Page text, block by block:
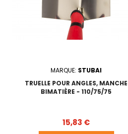
MARQUE: STUBAI
TRUELLE POUR ANGLES, MANCHE
BIMATIÈRE - 110/75/75
Prix
15,83 €